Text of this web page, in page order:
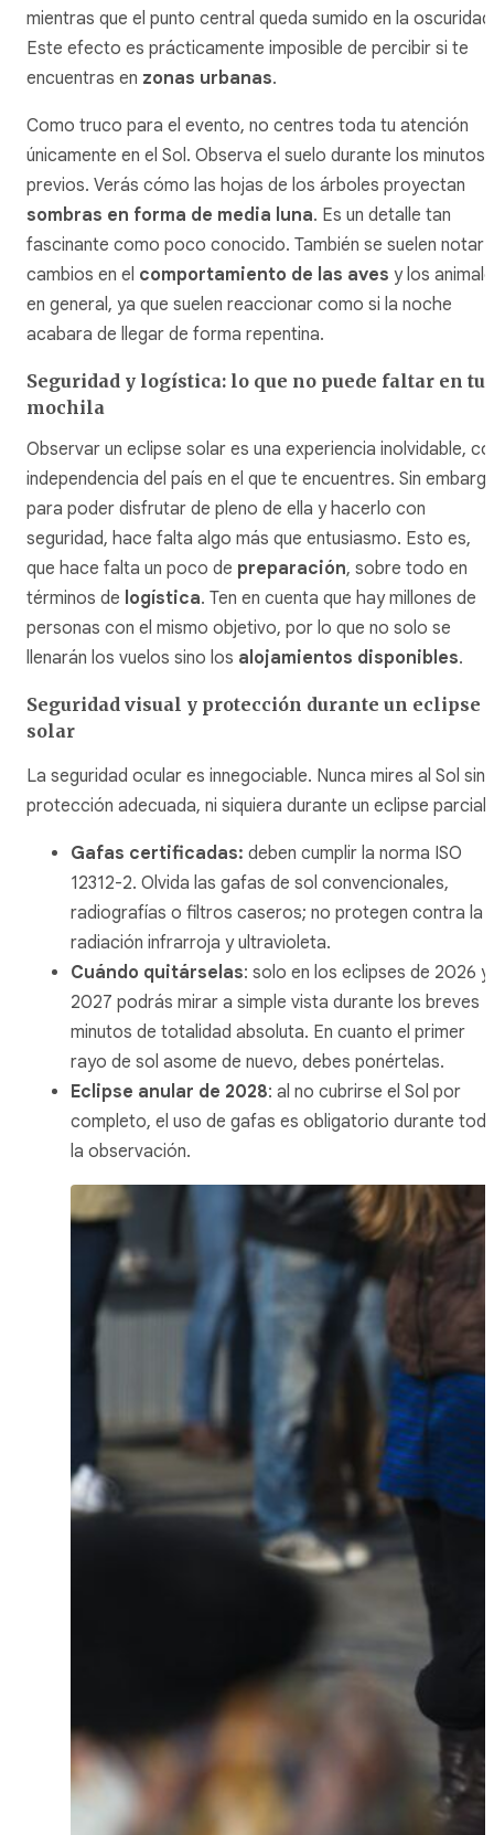
mientras que el punto central queda sumido en la
Este efecto es prácticamente imposible de percibir si te
encuentras en zonas urbanas.
Como truco para el evento, no centres toda tu atención
únicamente en el Sol. Observa el suelo durante los minutos
previos. Verás cómo las hojas de los árboles proyectan
sombras en forma de media luna. Es un detalle tan
fascinante como poco conocido. También se suelen notar
cambios en el comportamiento de las aves y los
en general, ya que suelen reaccionar como si la noche
acabara de llegar de forma repentina.
Seguridad y logística: lo que no puede faltar en tu
mochila
Observar un eclipse solar es una experiencia inolvidable,
independencia del país en el que te encuentres. Sin
para poder disfrutar de pleno de ella y hacerlo con
seguridad, hace falta algo más que entusiasmo. Esto es,
que hace falta un poco de preparación, sobre todo en
términos de logística. Ten en cuenta que hay millones de
personas con el mismo objetivo, por lo que no solo se
llenarán los vuelos sino los alojamientos disponibles.
Seguridad visual y protección durante un eclipse
solar
La seguridad ocular es innegociable. Nunca mires al Sol sin
protección adecuada, ni siquiera durante un eclipse parcial.
Gafas certificadas: deben cumplir la norma ISO
12312-2. Olvida las gafas de sol convencionales,
radiografías o filtros caseros; no protegen contra la
radiación infrarroja y ultravioleta.
Cuándo quitárselas: solo en los eclipses de 2026 y
2027 podrás mirar a simple vista durante los breves
minutos de totalidad absoluta. En cuanto el primer
rayo de sol asome de nuevo, debes ponértelas.
Eclipse anular de 2028: al no cubrirse el Sol por
completo, el uso de gafas es obligatorio durante
la observación.